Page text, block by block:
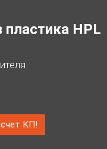
пластика HPL
КП!